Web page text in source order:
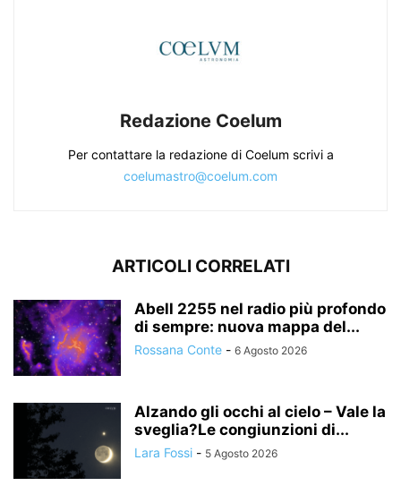
Redazione Coelum
Per contattare la redazione di Coelum scrivi a
coelumastro@coelum.com
ARTICOLI CORRELATI
Abell 2255 nel radio più profondo
di sempre: nuova mappa del...
Rossana Conte - 6 Agosto 2026
Alzando gli occhi al cielo – Vale la
sveglia?Le congiunzioni di...
Lara Fossi - 5 Agosto 2026